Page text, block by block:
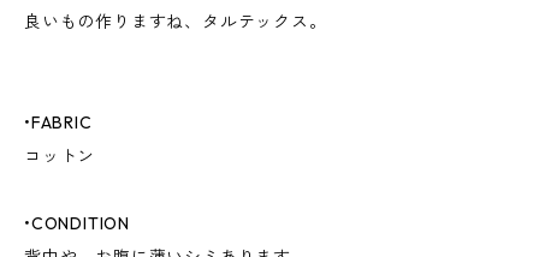
良いもの作りますね、タルテックス。
•FABRIC
コットン
•CONDITION